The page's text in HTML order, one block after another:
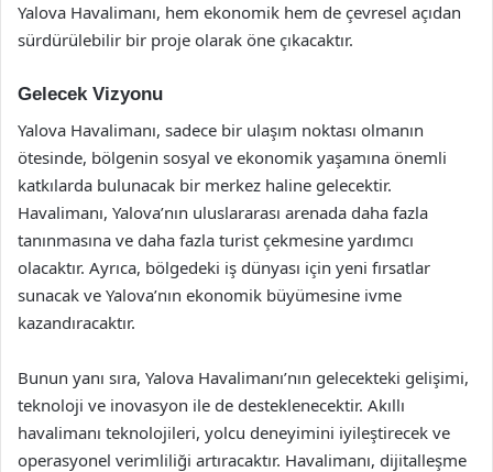
Yalova Havalimanı, hem ekonomik hem de çevresel açıdan
sürdürülebilir bir proje olarak öne çıkacaktır.
Gelecek Vizyonu
Yalova Havalimanı, sadece bir ulaşım noktası olmanın
ötesinde, bölgenin sosyal ve ekonomik yaşamına önemli
katkılarda bulunacak bir merkez haline gelecektir.
Havalimanı, Yalova’nın uluslararası arenada daha fazla
tanınmasına ve daha fazla turist çekmesine yardımcı
olacaktır. Ayrıca, bölgedeki iş dünyası için yeni fırsatlar
sunacak ve Yalova’nın ekonomik büyümesine ivme
kazandıracaktır.
Bunun yanı sıra, Yalova Havalimanı’nın gelecekteki gelişimi,
teknoloji ve inovasyon ile de desteklenecektir. Akıllı
havalimanı teknolojileri, yolcu deneyimini iyileştirecek ve
operasyonel verimliliği artıracaktır. Havalimanı, dijitalleşme